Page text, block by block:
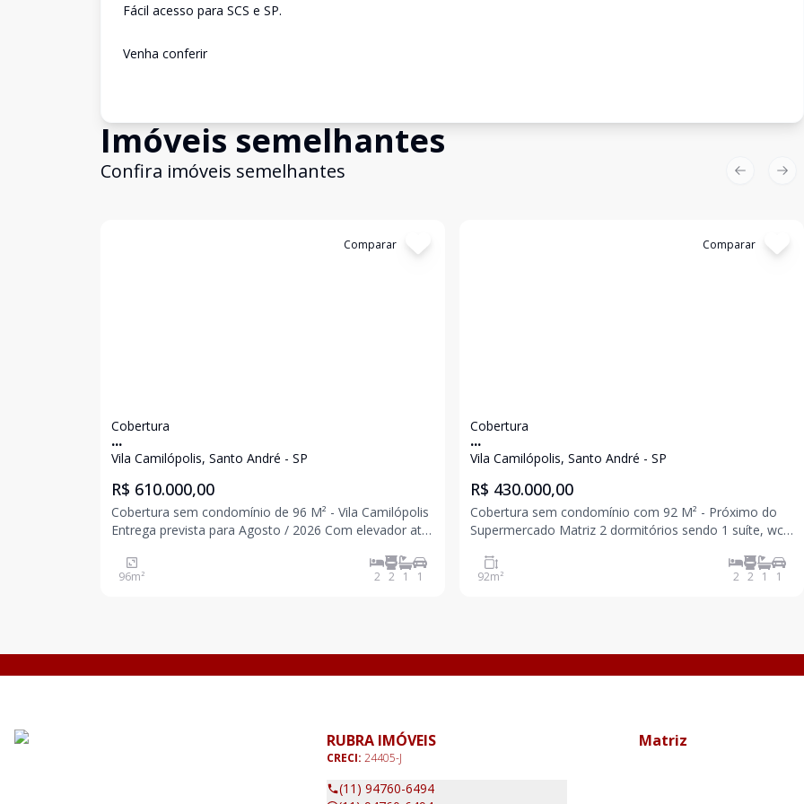
Fácil acesso para SCS e SP.
Venha conferir
Imóveis semelhantes
Confira imóveis semelhantes
Comparar
Cobertura
...
Vila Camilópolis, Santo André - SP
R$ 610.000,00
Cobertura sem condomínio de 96 M² - Vila Camilópolis
Entrega prevista para Agosto / 2026 Com elevador até
Sala Cozinha Acesso interno para cobertura
Parcialmente coberta Lavabo Área de servi
96m² 2 2 1 1
Comparar
Cobertura
...
Vila Camilópolis, Santo André - SP
R$ 430.000,00
Cobertura sem condomínio com 92 M² - Próximo do
Supermercado Matriz 2 dormitórios sendo 1 suíte, wc
parcialmente coberta com lavabo, área de serviço, 1
92m² 2 2 1 1
Previous
RUBRA IMÓVEIS
CRECI: 24405-J
(11) 94760-6494
Matriz